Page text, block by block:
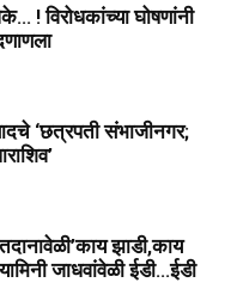
विरोधकांच्या घोषणांनी
‘छत्रपती संभाजीनगर;
झाडी,काय
जाधवांवेळी ईडी…ईडी